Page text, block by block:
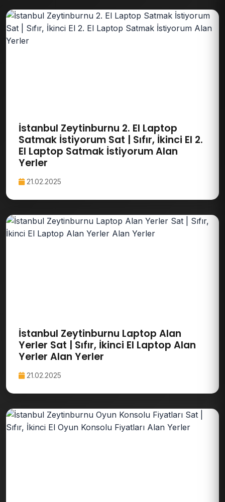
İstanbul Zeytinburnu 2. El Laptop
Satmak İstiyorum Sat | Sıfır, İkinci El 2.
El Laptop Satmak İstiyorum Alan
Yerler
21.02.2025
İstanbul Zeytinburnu Laptop Alan
Yerler Sat | Sıfır, İkinci El Laptop Alan
Yerler Alan Yerler
21.02.2025